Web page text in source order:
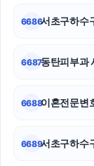
6686서초구하수
6687동탄피부과
6688이혼전문변
6689서초구하수